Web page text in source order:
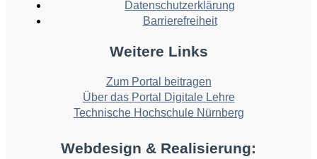
Datenschutzerklärung
Barrierefreiheit
Weitere Links
Zum Portal beitragen
Über das Portal Digitale Lehre
Technische Hochschule Nürnberg
Webdesign & Realisierung: